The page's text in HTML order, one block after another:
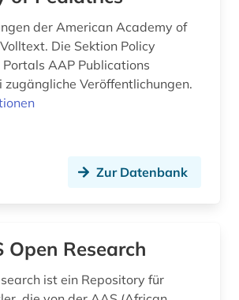
beschäftigungstherapie (1)
bevölkerungsstatistik (1)
bevölkerungswissenschaft (1)
bibliothekswesen (1)
bibliothekswesen: biologie (1)
der American Academy of
Die Sektion Policy
AAP Publications
Veröffentlichungen.
Zur Datenbank
Open Research
ist ein Repository für